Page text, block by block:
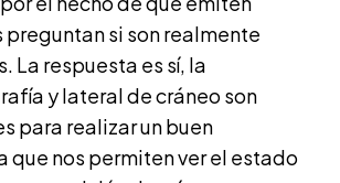
preguntan si son realmente
La respuesta es sí, la
y lateral de cráneo son
para realizar un buen
que nos permiten ver el estado